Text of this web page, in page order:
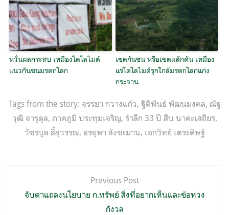
หวั่นผลกระทบ เหมืองโดโลไมต์
แนวกันชนมรดกโลก
เขตกันชน หรือเขตผลักดัน เหมือง
แร่โดโลไมต์รุกใกล้มรดกโลกแก่ง
กระจาน
Tags from the story: จรรยา กวางแก้ว, ฐิติพันธ์ พัฒนมงคล, ณัฐ
วุฒิ จารุดุล, ภาคภูมิ ประทุมเจริญ, รำลึก 33 ปี สืบ นาคะเสถียร,
วัชรบูล ลี้สุวรรณ, อรยุพา สังขะมาน, เอกวิทย์ เตระดิษฐ์
เรื่อง
Previous Post
จับตาแถลงนโยบาย ก.ทรัพย์ สิ่งที่อยากเห็นและข้อห่วง
กังวล